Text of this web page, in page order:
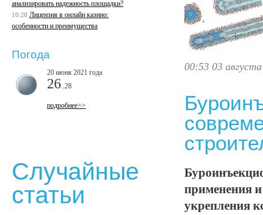
00:53 03
применения
укрепления
анализировать надежность площадки?
10:28 Лицензия в онлайн казино:
особенности и преимущества
Погода
20 июня 2021 года
26 ..28
подробнее>>
Случайные
статьи